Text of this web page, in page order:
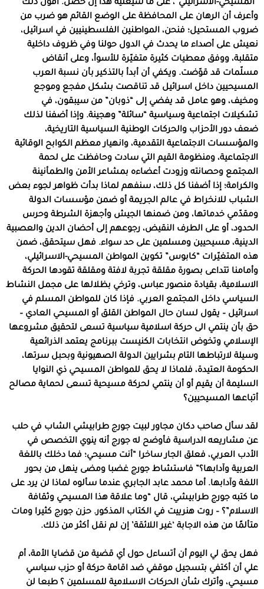
“المسيحي-الاسرائيلي”، على ما سيعنيه هذا إن حصل. أقول ذلك
وأعرف أن الرهان على المحافظة على الوضع القائم هو ضرب من
ضروب المستحيل؛ فنحن، المواطنين الفلسطينيين في اسرائيل،
نعيش على أصداء ما يحدث في الدول حولنا وفي ظروف داخلية
متقلبة، ووفق معطيات كثيرة متغيّرة للأسوأ، وعلى أنقاض
مسلّمات قد قوّضت. ويكفي أن أبدأ بالتذكير بأن نسبة العرب
المسيحيين داخل اسرائيل قد تناقصت بشكل مفجع وموجع
ومخيف، وهو عامل قد يفضي إلى “ذوبان” من سيبقون، في
تشكيلات اجتماعية وسياسية “سائلة” وهجينة. وإذا أضفنا لذلك
ضعف دور الأحزاب والحركات الوطنية السياسية التاريخية،
والمؤسسات الاجتماعية التقدمية، وانهيار معظم الكوابح الوقائية
الاجتماعية، ومنظومة القيم التي سادت وحافظت على لحمة
المجتمع وحصانته وزودت أعضاءه بمشاعر الأمن والطمأنينة
والكرامة؛ إذا أضفنا كل ذلك، سنفهم لماذا بدأت ظواهر لجوء بعض
الشباب للانخراط في عالم الجريمة أو ضمن مؤسسات الدولة
ومقدّمي خدماتها، ومن ضمنها الجيش وأجهزة الشرطة وحرس
الحدود، أو على الطرف النقيض، رجوعهم إلى أحضان الدين والعصبية
الدينية، مسيحيين ومسلمين على حد سواء. فهل سيتحقق، ضمن
هذه المتغيّرات “كابوس” تكوين المواطن المسيحي-الاسرائيلي،
وأمامنا تتداعى بصورة مقلقة تجربة لافتة ومقلقة تقودها الحركة
الاسلامية، بقيادة منصور عباس، وترخي بظلالها على مجمل النشاط
السياسي داخل المجتمع العربي. فإذا كان للمواطن المسلم في
اسرائيل – يقول لسان حال المواطن القلق أو المسيحي العادي –
حق بأن ينتمي الى حركة اسلامية سياسية تسعى لتحقيق مشروعها
الإسلامي وتخوض انتخابات الكنيست ببرنامج يعتمد الذرائعية
وسيلة لارتباطها التام بشرايين الدولة الصهيونية وبحبل سرتها،
الحكومة العتيدة، فلماذا لا يحق للمواطن المسيحي ذي النوايا
السليمة أن يقيم أو أن ينتمي لحركة مسيحية تسعى لحماية مصالح
أتباعها المسيحيين؟
لقد سأل صاحب دكان مجاور لبيت جورج طرابيشي الشاب في حلب
عن مشاريعه الدراسية فأوضح له جورج أنه ينوي التخصص في
الأدب العربي، فعلق الجار ساخرا “أنت مسيحي؛ فما دخلك باللغة
العربية وآدابها؟” فاستشاط جورج غضبا ومضى ينهل من بحور
اللغة وآدابها. أما محمد عابد الجابري عندما سألوه لماذا لن يرد على
ما كتبه جورج طرابيشي، قال “وما علاقة هذا المسيحي وثقافة
الاسلام”؟ – روت هنرييت في الكتاب المذكور. حزن جورج كثيرا ومات
متألمًا من هذه الاجابة ‘غير اللائقة’ إن لم نقل أكثر من ذلك.
فهل يحق لي اليوم أن أتساءل حول أي قضية من قضايا الأمة، أم
علي أن أكتفي بتسجيل موقفي ضد اقامة حركة أو حزب سياسي
مسيحي، وأترك شأن الحركات الاسلامية للمسلمين ؟ طبعا لن